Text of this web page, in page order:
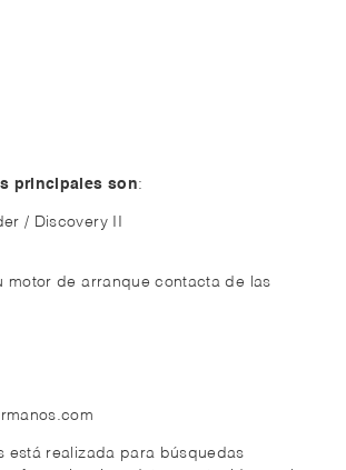
principales son:
/ Discovery II
motor de arranque contacta de las
está realizada para búsquedas